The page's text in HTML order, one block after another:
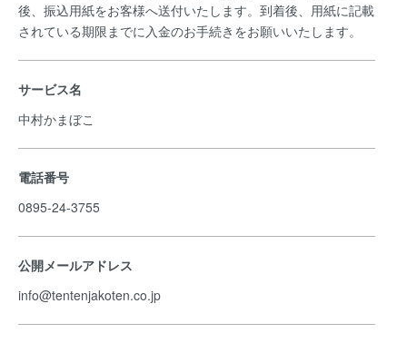
後、振込用紙をお客様へ送付いたします。到着後、用紙に記載
されている期限までに入金のお手続きをお願いいたします。
サービス名
中村かまぼこ
電話番号
0895-24-3755
公開メールアドレス
info@tentenjakoten.co.jp